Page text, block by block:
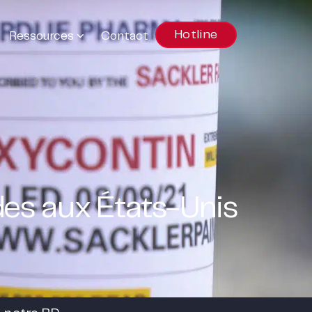
Ressources Contact Hotline
aux États-Unis